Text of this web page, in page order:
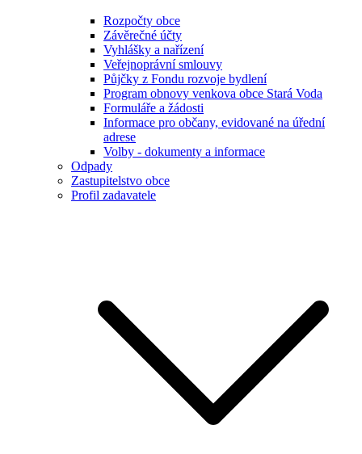
Rozpočty obce
Závěrečné účty
Vyhlášky a nařízení
Veřejnoprávní smlouvy
Půjčky z Fondu rozvoje bydlení
Program obnovy venkova obce Stará Voda
Formuláře a žádosti
Informace pro občany, evidované na úřední
adrese
Volby - dokumenty a informace
Odpady
Zastupitelstvo obce
Profil zadavatele